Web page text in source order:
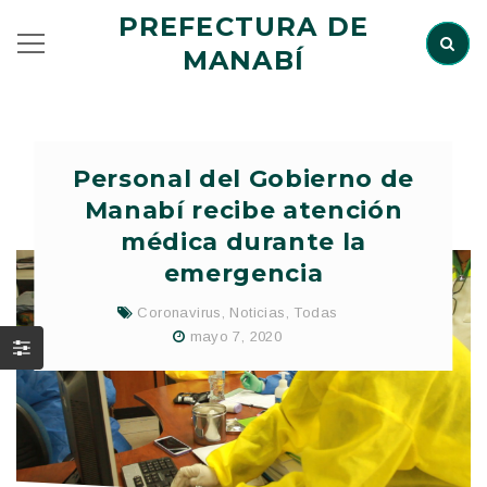
PREFECTURA DE
MANABÍ
Personal del Gobierno de
Manabí recibe atención
médica durante la
emergencia
Coronavirus Noticias
Todas
mayo 7, 2020